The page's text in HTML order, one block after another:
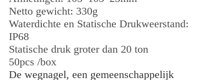
Netto gewicht: 330g
Waterdichte en Statische Drukweerstand:
IP68
Statische druk groter dan 20 ton
50pcs /box
De wegnagel, een gemeenschappelijk